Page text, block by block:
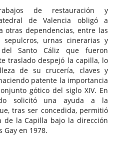
de restauración y
de Valencia obligó a
otras dependencias, entre las
urnas cinerarias y
Santo Cáliz que fueron
traslado despejó la capilla, lo
de su crucería, claves y
patente la importancia
gótico del siglo XIV. En
solicitó una ayuda a la
tras ser concedida, permitió
de la Capilla bajo la dirección
en 1978.